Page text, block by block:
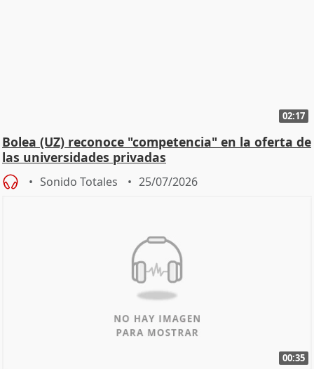
02:17
Bolea (UZ) reconoce "competencia" en la oferta de
las universidades privadas
Sonido Totales 25/07/2026
00:35